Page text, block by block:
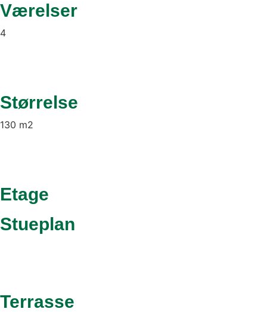
Værelser
4
Størrelse
130 m2
Etage
Stueplan
Terrasse